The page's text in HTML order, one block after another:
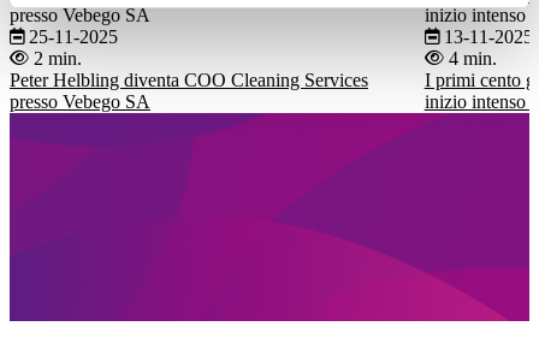
presso Vebego SA
25-11-2025
2 min.
Peter Helbling diventa COO Cleaning Services
presso Vebego SA
inizio intenso
13-11-2025
4 min.
I primi cento
inizio intenso